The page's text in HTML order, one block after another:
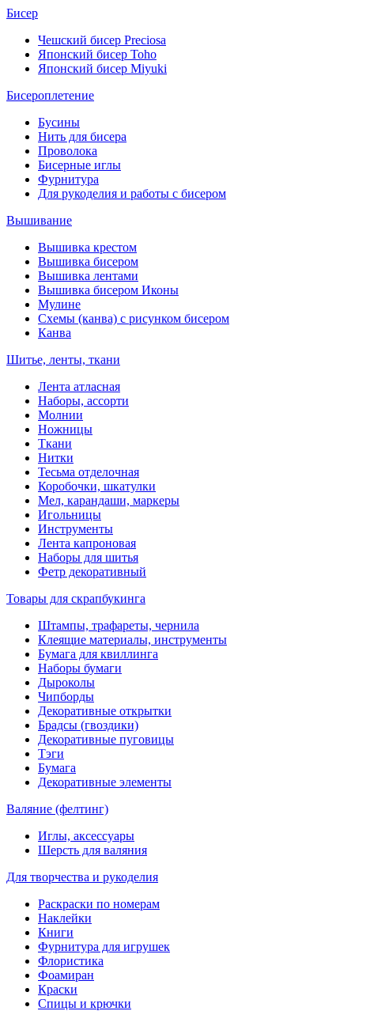
Бисер
Чешский бисер Preciosa
Японский бисер Toho
Японский бисер Miyuki
Бисероплетение
Бусины
Нить для бисера
Проволока
Бисерные иглы
Фурнитура
Для рукоделия и работы с бисером
Вышивание
Вышивка крестом
Вышивка бисером
Вышивка лентами
Вышивка бисером Иконы
Мулине
Схемы (канва) с рисунком бисером
Канва
Шитье, ленты, ткани
Лента атласная
Наборы, ассорти
Молнии
Ножницы
Ткани
Нитки
Тесьма отделочная
Коробочки, шкатулки
Мел, карандаши, маркеры
Игольницы
Инструменты
Лента капроновая
Наборы для шитья
Фетр декоративный
Товары для скрапбукинга
Штампы, трафареты, чернила
Клеящие материалы, инструменты
Бумага для квиллинга
Наборы бумаги
Дыроколы
Чипборды
Декоративные открытки
Брадсы (гвоздики)
Декоративные пуговицы
Тэги
Бумага
Декоративные элементы
Валяние (фелтинг)
Иглы, аксессуары
Шерсть для валяния
Для творчества и рукоделия
Раскраски по номерам
Наклейки
Книги
Фурнитура для игрушек
Флористика
Фоамиран
Краски
Спицы и крючки